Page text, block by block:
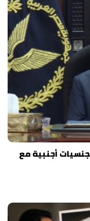
بجنسيات أجنبية مع